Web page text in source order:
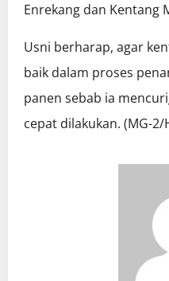
Enrekang dan Kentang
Usni berharap, agar
baik dalam proses
panen sebab ia
cepat dilakukan. (MG-